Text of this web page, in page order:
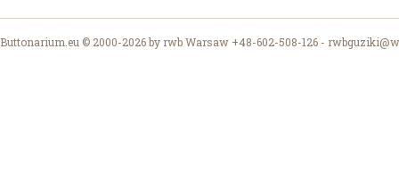
Buttonarium.eu © 2000-2026 by rwb Warsaw +48-602-508-126 -